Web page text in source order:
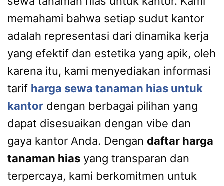
memahami bahwa setiap sudut kantor
adalah representasi dari dinamika kerja
yang efektif dan estetika yang apik, oleh
karena itu, kami menyediakan informasi
tarif harga sewa tanaman hias untuk
kantor dengan berbagai pilihan yang
dapat disesuaikan dengan vibe dan
gaya kantor Anda. Dengan daftar harga
tanaman hias yang transparan dan
terpercaya, kami berkomitmen untuk